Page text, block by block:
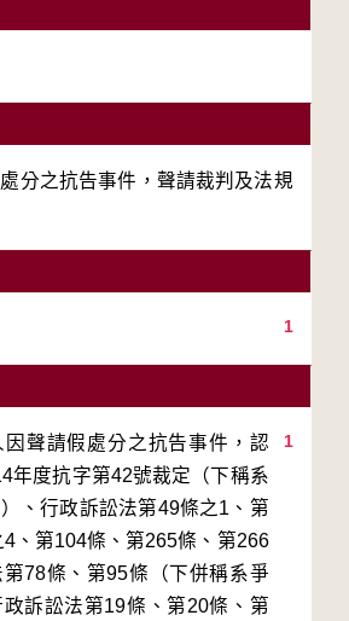
分之抗告事件，聲請裁判及法規
1
1
聲請假處分之抗告事件，認
年度抗字第42號裁定（下稱系
、行政訴訟法第49條之1、第
、第104條、第265條、第266
78條、第95條（下併稱系爭
訴訟法第19條、第20條、第